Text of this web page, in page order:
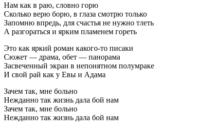
Нам как в раю, словно горю
Сколько верю борю, в глаза смотрю только
Запомню впредь, для счастья не нужно тлеть
А разгораться и ярким пламенем гореть
Это как яркий роман какого-то писаки
Сюжет — драма, обет — панорама
Засвеченный экран в непонятном полумраке
И свой рай как у Евы и Адама
Зачем так, мне больно
Нежданно так жизнь дала бой нам
Зачем так, мне больно
Нежданно так жизнь дала бой нам